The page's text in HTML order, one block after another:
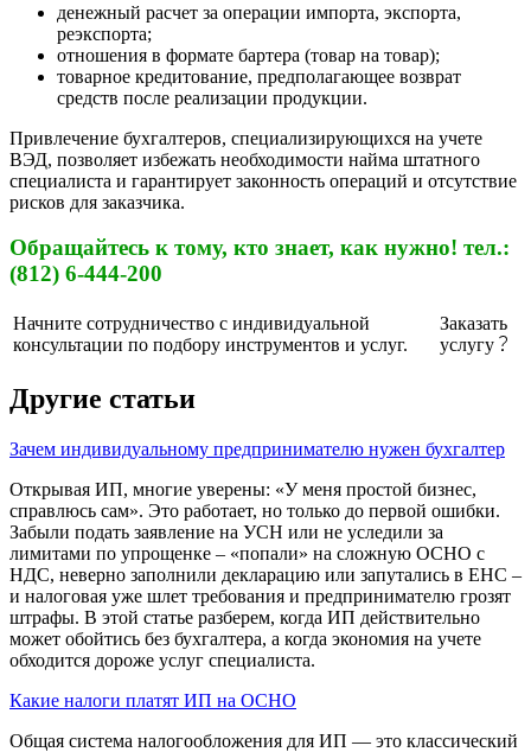
денежный расчет за операции импорта, экспорта,
реэкспорта;
отношения в формате бартера (товар на товар);
товарное кредитование, предполагающее возврат
средств после реализации продукции.
Привлечение бухгалтеров, специализирующихся на учете
ВЭД, позволяет избежать необходимости найма штатного
специалиста и гарантирует законность операций и отсутствие
рисков для заказчика.
Обращайтесь к тому, кто знает, как нужно! тел.:
(812) 6-444-200
Начните сотрудничество с индивидуальной
консультации по подбору инструментов и услуг.
Заказать
услугу
Другие статьи
Зачем индивидуальному предпринимателю нужен бухгалтер
Открывая ИП, многие уверены: «У меня простой бизнес,
справлюсь сам». Это работает, но только до первой ошибки.
Забыли подать заявление на УСН или не уследили за
лимитами по упрощенке – «попали» на сложную ОСНО с
НДС, неверно заполнили декларацию или запутались в ЕНС –
и налоговая уже шлет требования и предпринимателю грозят
штрафы. В этой статье разберем, когда ИП действительно
может обойтись без бухгалтера, а когда экономия на учете
обходится дороже услуг специалиста.
Какие налоги платят ИП на ОСНО
Общая система налогообложения для ИП — это классический